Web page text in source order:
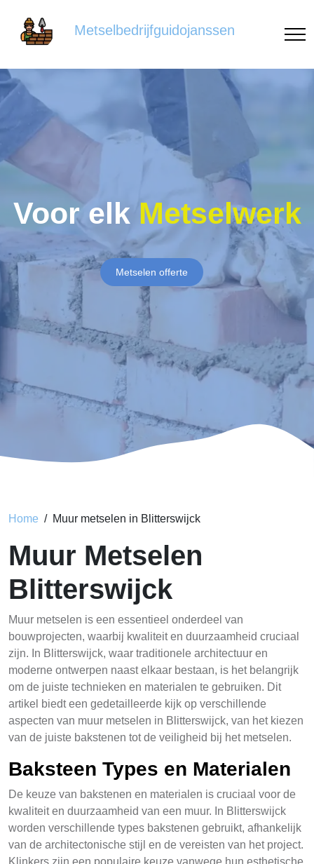
Metselbedrijfguidojanssen
Voor elk Metselwerk
Metselen offerte
Home Muur metselen in Blitterswijck
Muur Metselen
Blitterswijck
Muur metselen is een essentieel onderdeel van
bouwprojecten, waarbij kwaliteit en duurzaamheid cruciaal
zijn. In Blitterswijck, waar traditionele architectuur en
moderne ontwerpen naast elkaar bestaan, is het belangrijk
om de juiste technieken en materialen te gebruiken. Dit
artikel biedt een gedetailleerde kijk op verschillende
aspecten van muur metselen in Blitterswijck, van het kiezen
van de juiste bakstenen tot de veiligheid bij het metselen.
Baksteen Types en Materialen
De keuze van bakstenen en materialen is cruciaal voor de
kwaliteit en duurzaamheid van een muur. In Blitterswijck
worden verschillende types bakstenen gebruikt, afhankelijk
van de architectonische stijl en de vereisten van het project.
Klinkers zijn een populaire keuze vanwege hun esthetische